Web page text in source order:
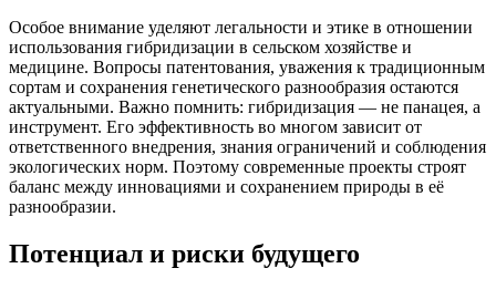
Особое внимание уделяют легальности и этике в отношении
использования гибридизации в сельском хозяйстве и
медицине. Вопросы патентования, уважения к традиционным
сортам и сохранения генетического разнообразия остаются
актуальными. Важно помнить: гибридизация — не панацея, а
инструмент. Его эффективность во многом зависит от
ответственного внедрения, знания ограничений и соблюдения
экологических норм. Поэтому современные проекты строят
баланс между инновациями и сохранением природы в её
разнообразии.
Потенциал и риски будущего